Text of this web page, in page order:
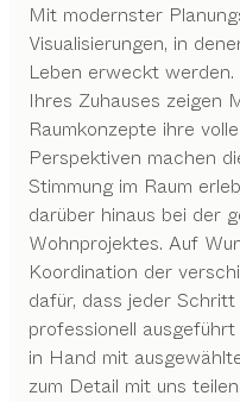
Mit modernster
Visualisierungen, in
Leben erweckt
Ihres Zuhauses zeigen
Raumkonzepte ihre
Perspektiven machen
Stimmung im Raum
darüber hinaus bei der
Wohnprojektes. Auf
Koordination der
dafür, dass jeder
professionell
in Hand mit
zum Detail mit uns teilen.